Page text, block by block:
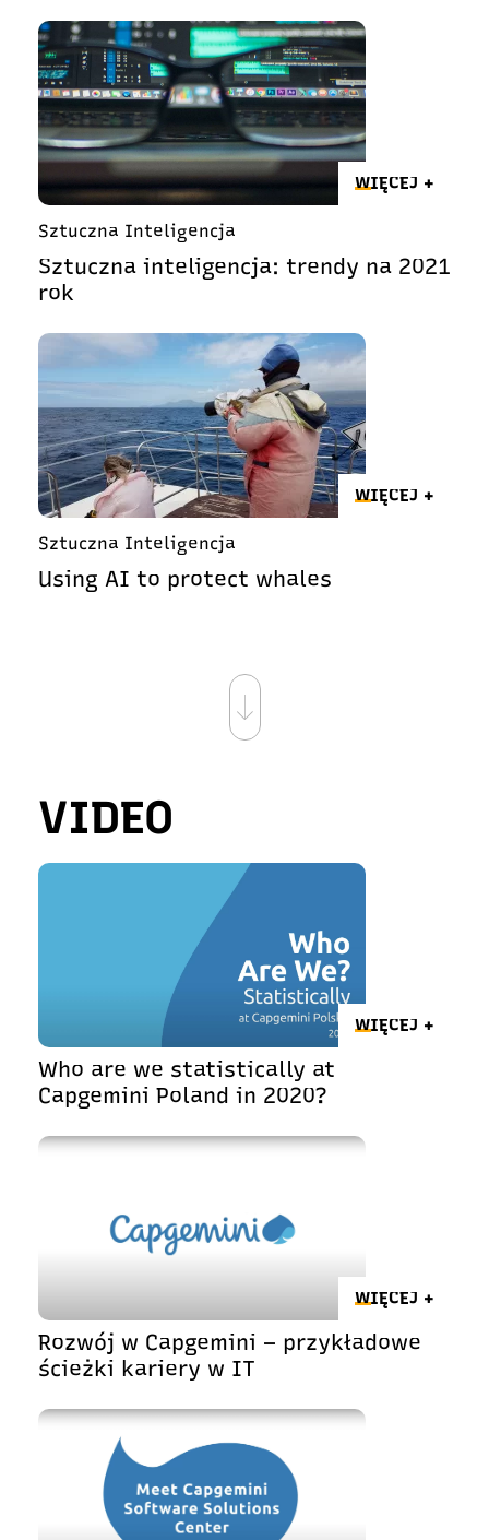
WIĘCEJ +
Sztuczna Inteligencja
Sztuczna inteligencja: trendy na 2021
rok
WIĘCEJ +
Sztuczna Inteligencja
Using AI to protect whales
VIDEO
WIĘCEJ +
Who are we statistically at
Capgemini Poland in 2020?
WIĘCEJ +
Rozwój w Capgemini – przykładowe
ścieżki kariery w IT